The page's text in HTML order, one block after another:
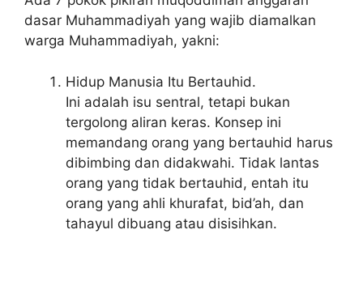
dasar Muhammadiyah yang wajib diamalkan
warga Muhammadiyah, yakni:
Hidup Manusia Itu Bertauhid.
Ini adalah isu sentral, tetapi bukan
tergolong aliran keras. Konsep ini
memandang orang yang bertauhid harus
dibimbing dan didakwahi. Tidak lantas
orang yang tidak bertauhid, entah itu
orang yang ahli khurafat, bid’ah, dan
tahayul dibuang atau disisihkan.